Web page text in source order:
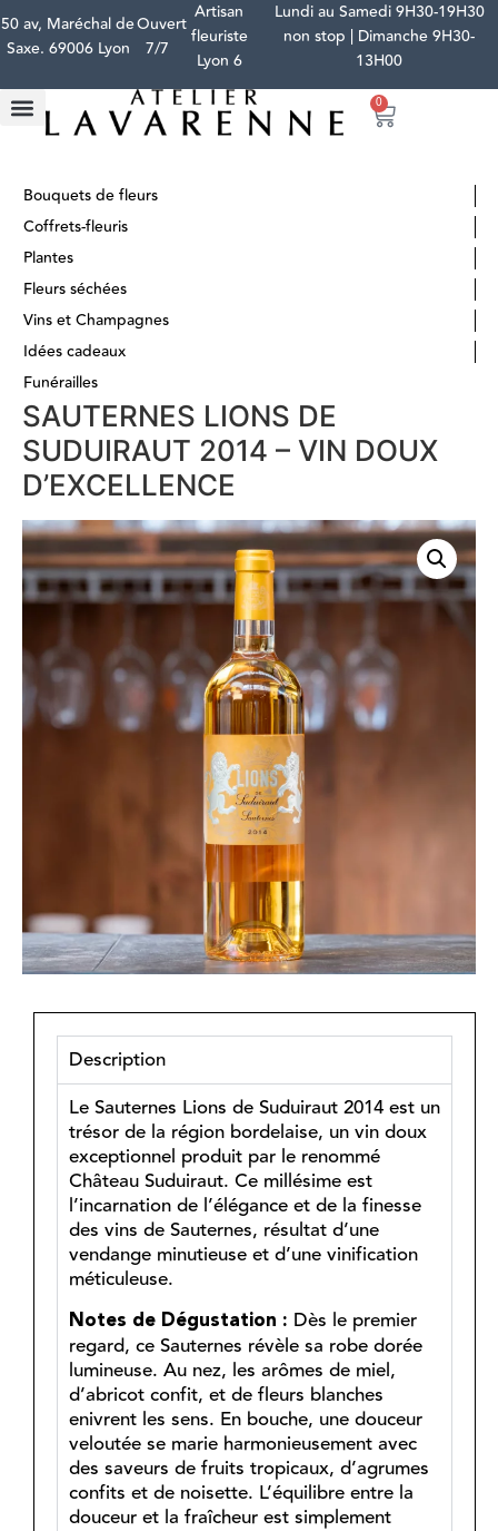
50 av, Maréchal de
Saxe. 69006 Lyon
Ouvert
7/7
Artisan
fleuriste
Lyon 6
Lundi au Samedi 9H30-19H30
non stop | Dimanche 9H30-
13H00
0
Bouquets de fleurs
Coffrets-fleuris
Plantes
Fleurs séchées
Vins et Champagnes
Idées cadeaux
Funérailles
SAUTERNES LIONS DE
SUDUIRAUT 2014 – VIN DOUX
D’EXCELLENCE
Description
Le Sauternes Lions de Suduiraut 2014 est un
trésor de la région bordelaise, un vin doux
exceptionnel produit par le renommé
Château Suduiraut. Ce millésime est
l’incarnation de l’élégance et de la finesse
des vins de Sauternes, résultat d’une
vendange minutieuse et d’une vinification
méticuleuse.
Notes de Dégustation : Dès le premier
regard, ce Sauternes révèle sa robe dorée
lumineuse. Au nez, les arômes de miel,
d’abricot confit, et de fleurs blanches
enivrent les sens. En bouche, une douceur
veloutée se marie harmonieusement avec
des saveurs de fruits tropicaux, d’agrumes
confits et de noisette. L’équilibre entre la
douceur et la fraîcheur est simplement